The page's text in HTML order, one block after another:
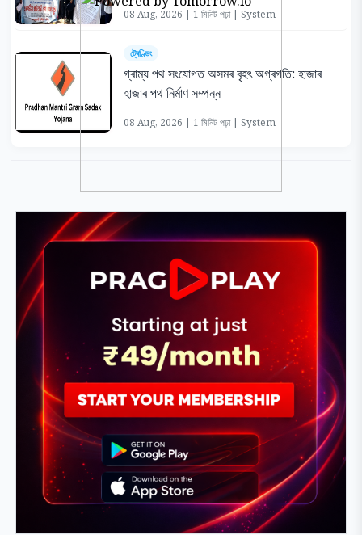
08 Aug, 2026 | 1 মিনিট পঢ়া | System
ট্ৰেণ্ডিং
গ্ৰাম্য পথ সংযোগত অসমৰ বৃহৎ অগ্ৰগতি: হাজাৰ
হাজাৰ পথ নিৰ্মাণ সম্পন্ন
08 Aug, 2026 | 1 মিনিট পঢ়া | System